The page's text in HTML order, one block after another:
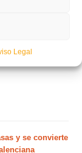
Legal
y se convierte